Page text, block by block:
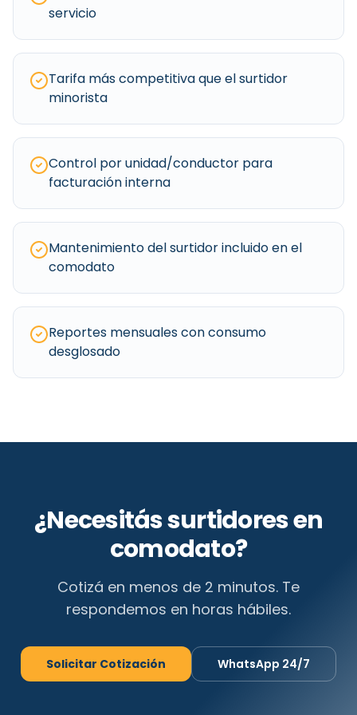
servicio
Tarifa más competitiva que el surtidor
minorista
Control por unidad/conductor para
facturación interna
Mantenimiento del surtidor incluido en el
comodato
Reportes mensuales con consumo
desglosado
¿Necesitássurtidores en
comodato?
Cotizá en menos de 2 minutos. Te
respondemos en horas hábiles.
Solicitar Cotización WhatsApp 24/7